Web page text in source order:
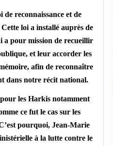
reconnaissance et de
Cette loi a installé auprès de
a pour mission de recueillir
et leur accorder les
afin de reconnaître
dans notre récit national.
les Harkis notamment
ce fut le cas sur les
pourquoi, Jean-Marie
à la lutte contre le